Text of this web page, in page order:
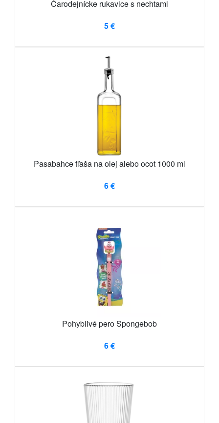
Čarodejnícke rukavice s nechtami
5 €
Pasabahce fľaša na olej alebo ocot 1000 ml
6 €
Pohyblivé pero Spongebob
6 €